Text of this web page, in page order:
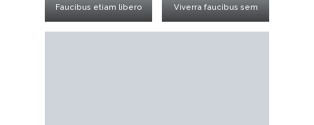
Faucibus etiam libero Viverra faucibus sem